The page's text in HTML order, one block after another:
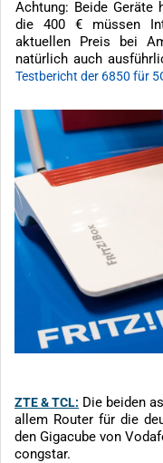
Achtung: Beide Geräte
die 400 € müssen
aktuellen Preis bei
natürlich auch
Testbericht der 6850 für
ZTE & TCL: Die beiden
allem Router für die
den Gigacube von
congstar.